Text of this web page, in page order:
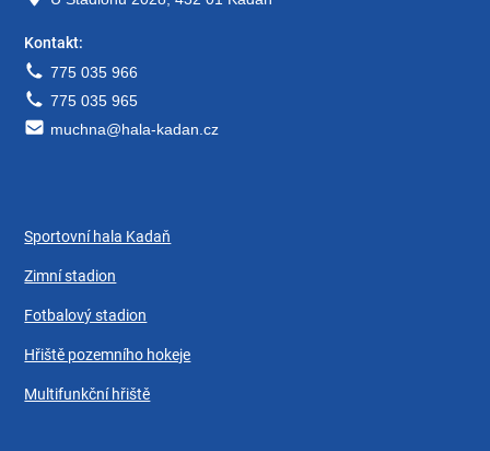
Kontakt:
775 035 966
775 035 965
muchna@hala-kadan.cz
Sportovní hala Kadaň
Zimní stadion
Fotbalový stadion
Hřiště pozemního hokeje
Multifunkční hřiště